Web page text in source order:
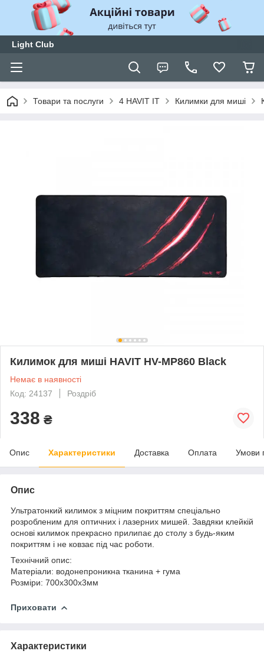
Light Club
Товари та послуги 4 HAVIT IT Килимки для миші
Килимок для миші HAVIT HV-MP860 Black
Немає в наявності
Код: 24137
Роздріб
338 ₴
Опис Характеристики Доставка Оплата Умови
Опис
Ультратонкий килимок з міцним покриттям спеціально
розробленим для оптичних і лазерних мишей. Завдяки клейкій
основі килимок прекрасно прилипає до столу з будь-яким
покриттям і не ковзає під час роботи.
Технічний опис:
Матеріали: водонепроникна тканина + гума
Розміри: 700x300x3мм
Приховати
Характеристики